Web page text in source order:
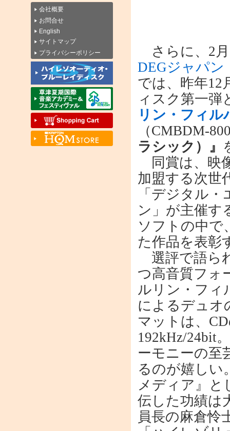
会社概要
お問合せ
English
サイトマップ
プライバシーポリシー
さらに、2
DEGジャパン
では、昨年12
ィスク第一弾
リン・フィル
（CMBDM-
ラシック）』
同賞は、映
加盟する次世
「デジタル
ン」が主催す
ソフトの中で
た作品を表彰
選評で語ら
つ高音質フォ
ルリン・フィ
によるデュオ
マットは、
192kHz/24bit
ーモニーの至
るのが嬉しい
メディア』と
伝した功績は
員長の麻倉怜